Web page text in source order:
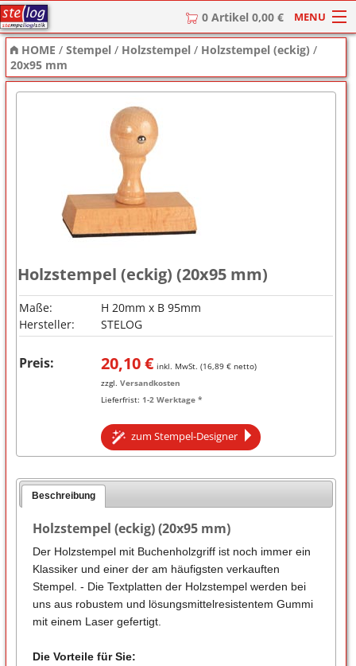
0 Artikel 0,00 € MENU
HOME
Stempel
Stempel-Textplatten
HOME /Stempel / Holzstempel / Holzstempel (eckig) /
20x95 mm
Holzstempel (eckig) (20x95 mm)
Maße:
H 20mm x B 95mm
Hersteller:
STELOG
Preis: 20,10€ inkl. MwSt. (16,89€ netto)
zzgl. Versandkosten
Lieferfrist: 1-2 Werktage *
zum Stempel-Designer
Beschreibung
Holzstempel (eckig) (20x95 mm)
Der Holzstempel mit Buchenholzgriff ist noch immer ein
Klassiker und einer der am häufigsten verkauften
Stempel. - Die Textplatten der Holzstempel werden bei
uns aus robustem und lösungsmittelresistentem Gummi
mit einem Laser gefertigt.
Die Vorteile für Sie: